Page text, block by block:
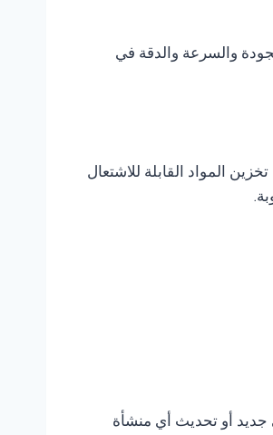
والسرعة والدقة في
المواد القابلة للاشتعال
جديد أو تحديث أي منشأة